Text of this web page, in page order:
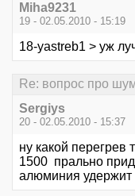
Miha9231
19 - 02.05.2010 - 15:19
18-yastreb1 > уж
Re: вопрос про
Sergiys
20 - 02.05.2010 - 15:37
ну какой перегрев
1500 прально
алюминия удержит